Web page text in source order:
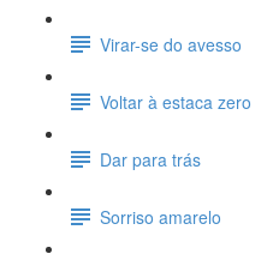
Virar-se do avesso
Voltar à estaca zero
Dar para trás
Sorriso amarelo